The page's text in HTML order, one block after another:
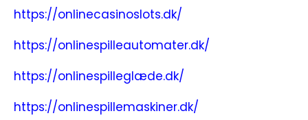
https://onlinecasinoslots.dk/
https://onlinespilleautomater.dk/
https://onlinespilleglæde.dk/
https://onlinespillemaskiner.dk/